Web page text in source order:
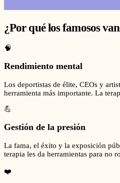
¿Por qué los famosos
🧠
Rendimiento mental
Los deportistas de élite, CEOs y
herramienta más importante. La
💪
Gestión de la presión
La fama, el éxito y la exposición
terapia les da herramientas para no
❤️